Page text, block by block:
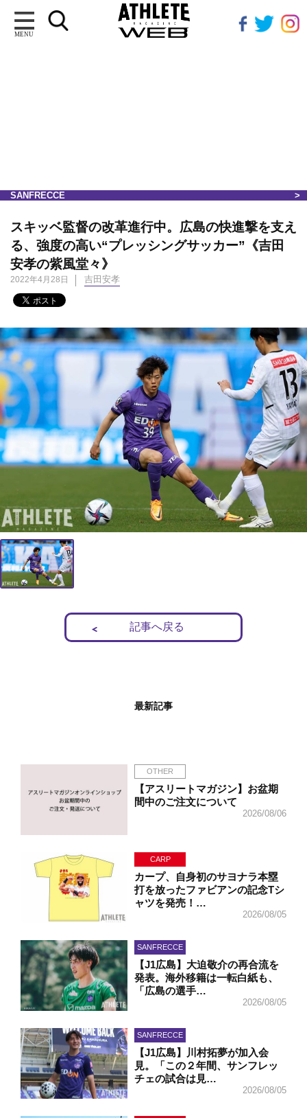
MENU
SANFRECCE
スキッベ監督の改革進行中。広島の快進撃を支え
る、強度の高い“プレッシングサッカー”《吉田
安孝の紫風堂々》
2022年4月28日 吉田安孝
記事へ戻る
最新記事
OTHER
【アスリートマガジン】お盆期
間中のご注文について
2026/08/06
CARP
カープ、自身初のサヨナラ本塁
打を放ったファビアンの記念Tシ
ャツを発売！…
2026/08/05
SANFRECCE
【J1広島】大迫敬介の再合流を
発表。海外移籍は一転白紙も、
「広島の選手…
2026/08/05
SANFRECCE
【J1広島】川村拓夢が加入会
見。「この２年間、サンフレッ
チェの試合は見…
2026/08/05